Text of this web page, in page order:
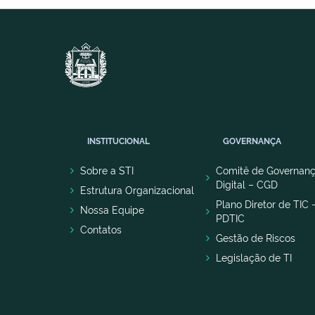
INSTITUCIONAL
Sobre a STI
Estrutura Organizacional
Nossa Equipe
Contatos
GOVERNANÇA
Comitê de
Digital – CGD
Plano Diretor de TIC
PDTIC
Gestão de Riscos
Legislação de TI